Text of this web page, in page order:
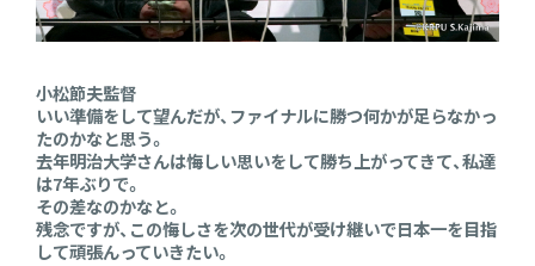
小松節夫監督
いい準備をして望んだが、ファイナルに勝つ何かが足らなかっ
たのかなと思う。
去年明治大学さんは悔しい思いをして勝ち上がってきて、私達
は7年ぶりで。
その差なのかなと。
残念ですが、この悔しさを次の世代が受け継いで日本一を目指
して頑張んっていきたい。